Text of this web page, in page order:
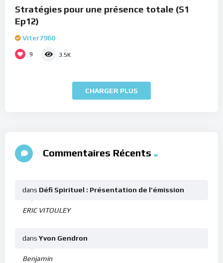
Stratégies pour une présence totale (S1
Ep12)
Viter7960
9 3.5K
CHARGER PLUS
Commentaires Récents
ERIC VITOULEY
dans Défi Spirituel : Présentation de l’émission
Benjamin
dans Yvon Gendron